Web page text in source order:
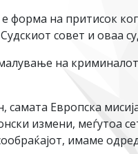
форма на притисок
совет и оваа
на
Европска
измени, меѓутоа
имаме